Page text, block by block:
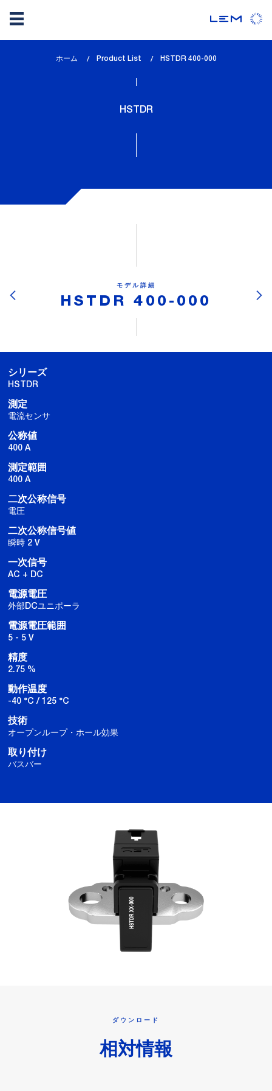
動
ホーム Product List
lem_current_page
HSTDR 400-000
HSTDR
モデル詳細
HSTDR 400-000
シリーズ
HSTDR
測定
電流センサ
公称値
400 A
測定範囲
400 A
二次公称信号
電圧
二次公称信号値
瞬時 2 V
一次信号
AC + DC
電源電圧
外部DCユニポーラ
電源電圧範囲
5 - 5 V
精度
2.75 %
動作温度
-40 °C / 125 °C
技術
オープンループ・ホール効果
取り付け
バスバー
ダウンロード
相対情報